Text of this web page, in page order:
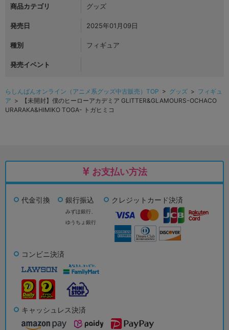
商品カテゴリ グッズ
発売日 2025年01月09日
種別 フィギュア
発売イベント
らしんばんオンライン（アニメ系グッズ中古販売）TOP > グッズ > フィギュ
ア > 【未開封】僕のヒーローアカデミア GLITTER&GLAMOURS-OCHACO
URARAKA&HIMIKO TOGA- トガヒミコ
お支払い方法
代金引換 銀行振込
みずほ銀行、
ゆうちょ銀行
クレジットカード決済
コンビニ決済
キャッシュレス決済